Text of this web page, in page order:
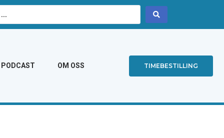
PODCAST OM OSS TIMEBESTILLING